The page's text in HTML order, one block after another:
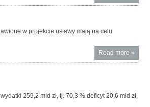
oraz
przez
w projekcie ustawy mają na celu
Read more About
ich
»
259,2 mld zł, tj. 70,3 % deficyt 20,6 mld zł,